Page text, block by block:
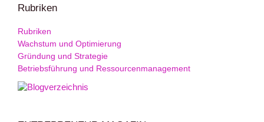
Rubriken
Rubriken
Wachstum und Optimierung
Gründung und Strategie
Betriebsführung und Ressourcenmanagement